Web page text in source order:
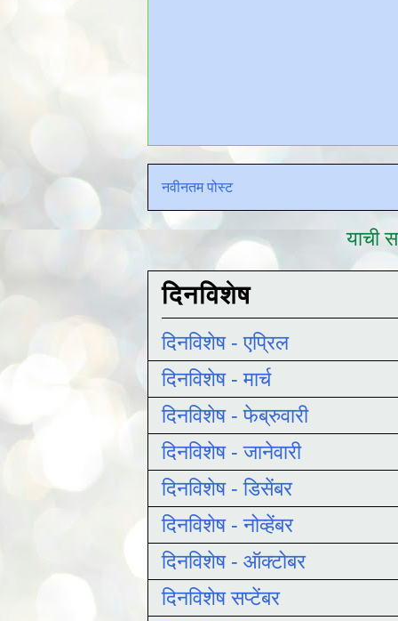
नवीनतम पोस्ट
याची
दिनविशेष
दिनविशेष - एप्रिल
दिनविशेष - मार्च
दिनविशेष - फेब्रुवारी
दिनविशेष - जानेवारी
दिनविशेष - डिसेंबर
दिनविशेष - नोव्हेंबर
दिनविशेष - ऑक्टोबर
दिनविशेष सप्टेंबर